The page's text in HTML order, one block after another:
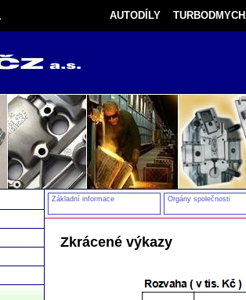
AUTODÍLY
Základní informace Orgány společnosti
Zkrácené výkazy